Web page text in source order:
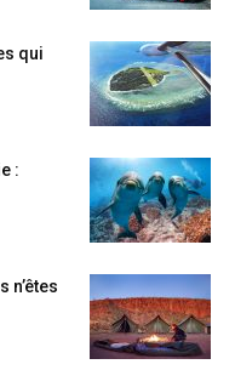
qui
:
n’êtes